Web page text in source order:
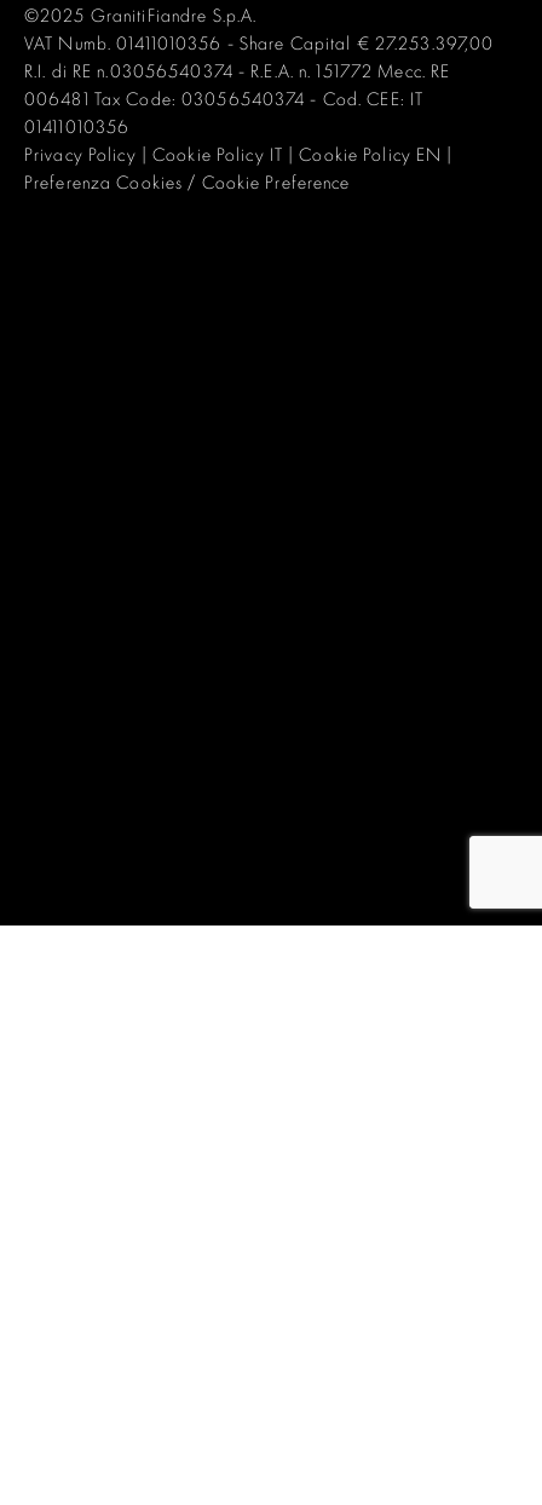
©2025 GranitiFiandre S.p.A.
VAT Numb. 01411010356 - Share Capital € 27.253.397,00
R.I. di RE n.03056540374 - R.E.A. n. 151772 Mecc. RE
006481 Tax Code: 03056540374 - Cod. CEE: IT
01411010356
Privacy Policy |Cookie Policy IT |Cookie Policy EN |
Preferenza Cookies / Cookie Preference